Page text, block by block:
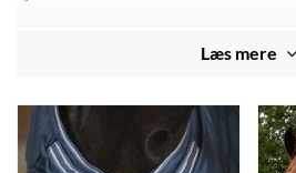
du og din hest vil møde over
fleecedækkener
til en ekstra linertil
Læs mere